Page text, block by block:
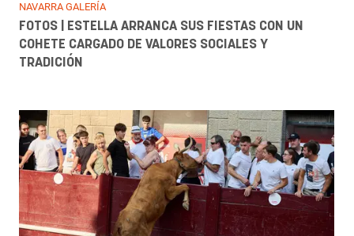
NAVARRA GALERÍA
FOTOS | ESTELLA ARRANCA SUS FIESTAS CON UN
COHETE CARGADO DE VALORES SOCIALES Y
TRADICIÓN